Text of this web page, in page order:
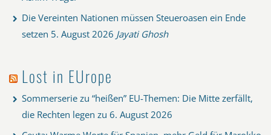
Die Vereinten Nationen müssen Steueroasen ein Ende
setzen 5. August 2026 Jayati Ghosh
Lost in EUrope
Sommerserie zu “heißen” EU-Themen: Die Mitte zerfällt,
die Rechten legen zu 6. August 2026